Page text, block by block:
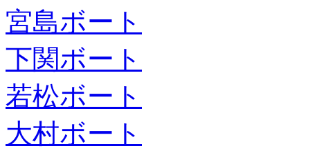
宮島ボート
下関ボート
若松ボート
大村ボート